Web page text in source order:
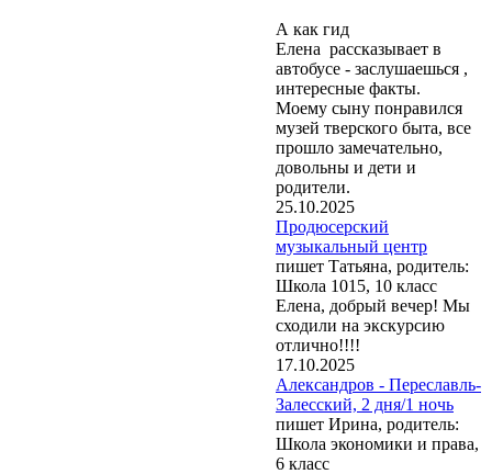
А как гид
Елена рассказывает в
автобусе - заслушаешься ,
интересные факты.
Моему сыну понравился
музей тверского быта, все
прошло замечательно,
довольны и дети и
родители.
25.10.2025
Продюсерский
музыкальный центр
пишет Татьяна, родитель:
Школа 1015, 10 класс
Елена, добрый вечер! Мы
сходили на экскурсию
отлично!!!!
17.10.2025
Александров - Переславль-
Залесский, 2 дня/1 ночь
пишет Ирина, родитель:
Школа экономики и права,
6 класс